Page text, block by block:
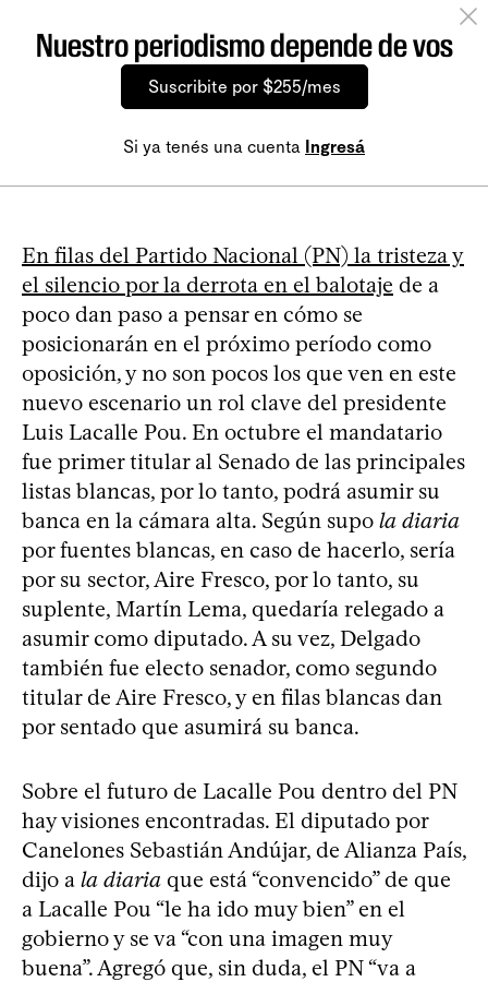
Nuestro periodismo depende de vos
Suscribite por $255/mes
Si ya tenés una cuenta Ingresá
En filas del Partido Nacional (PN) la tristeza y
el silencio por la derrota en el balotaje de a
poco dan paso a pensar en cómo se
posicionarán en el próximo período como
oposición, y no son pocos los que ven en este
nuevo escenario un rol clave del presidente
Luis Lacalle Pou. En octubre el mandatario
fue primer titular al Senado de las principales
listas blancas, por lo tanto, podrá asumir su
banca en la cámara alta. Según supo la diaria
por fuentes blancas, en caso de hacerlo, sería
por su sector, Aire Fresco, por lo tanto, su
suplente, Martín Lema, quedaría relegado a
asumir como diputado. A su vez, Delgado
también fue electo senador, como segundo
titular de Aire Fresco, y en filas blancas dan
por sentado que asumirá su banca.
Sobre el futuro de Lacalle Pou dentro del PN
hay visiones encontradas. El diputado por
Canelones Sebastián Andújar, de Alianza País,
dijo a la diaria que está “convencido” de que
a Lacalle Pou “le ha ido muy bien” en el
gobierno y se va “con una imagen muy
buena”. Agregó que, sin duda, el PN “va a